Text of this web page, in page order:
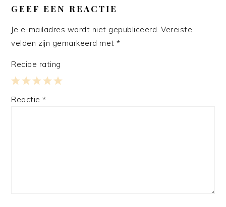
INTERACTIES
GEEF EEN REACTIE
Je e-mailadres wordt niet gepubliceerd. Vereiste
velden zijn gemarkeerd met*
Recipe rating
4
3
2
1
Reactie*